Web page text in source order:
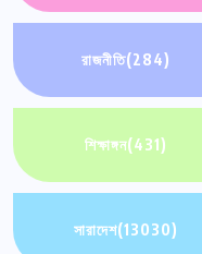
রাজনীতি(284)
শিক্ষাঙ্গন(431)
সারাদেশ(13030)